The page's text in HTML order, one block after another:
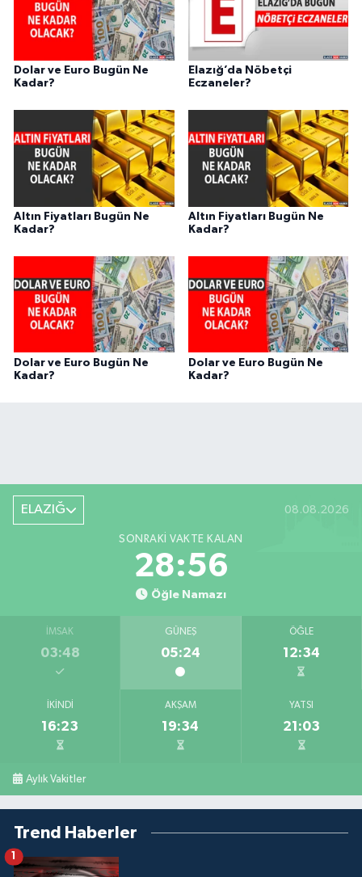
Dolar ve Euro Bugün Ne
Kadar?
Elazığ’da Nöbetçi
Eczaneler?
Altın Fiyatları Bugün Ne
Kadar?
Altın Fiyatları Bugün Ne
Kadar?
Dolar ve Euro Bugün Ne
Kadar?
Dolar ve Euro Bugün Ne
Kadar?
ELAZIĞ 08.08.2026
SONRAKI VAKTE KALAN
28:55
Öğle Namazı
İMSAK
03:48
GÜNEŞ
05:24
ÖĞLE
12:34
İKINDI
16:23
AKŞAM
19:34
YATSI
21:03
Aylık Vakitler
Trend Haberler
1